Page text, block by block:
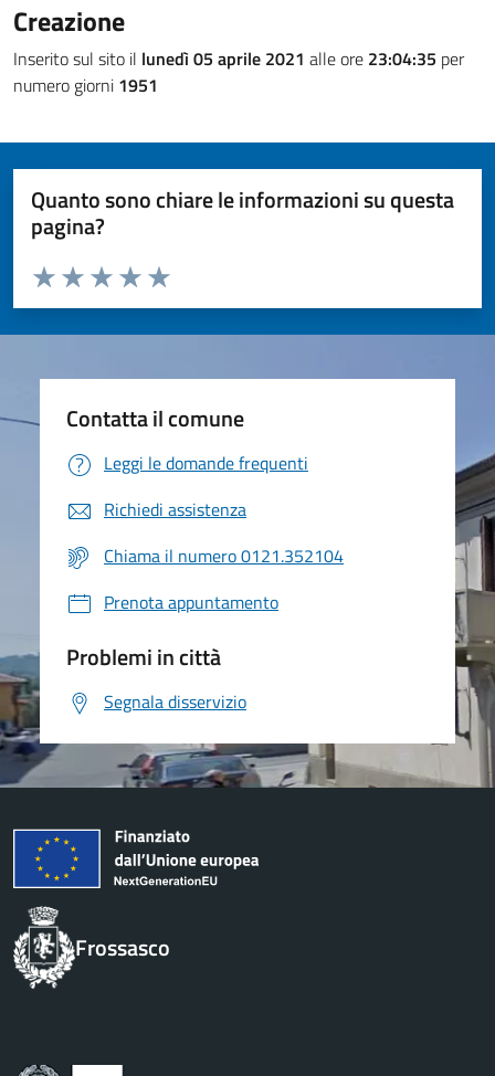
Creazione
Inserito sul sito il lunedì 05 aprile 2021 alle ore 23:04:35 per
numero giorni 1951
Quanto sono chiare le informazioni su questa
pagina?
Valuta da 1 a 5 stelle la pagina
Valuta 5 stelle su 5
Valuta 4 stelle su 5
Valuta 3 stelle su 5
Valuta 2 stelle su 5
Valuta 1 stelle su 5
Contatta il comune
Leggi le domande frequenti
Richiedi assistenza
Chiama il numero 0121.352104
Prenota appuntamento
Problemi in città
Segnala disservizio
Frossasco